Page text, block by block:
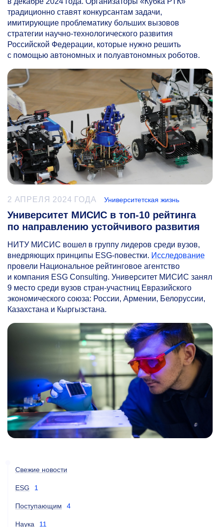
традиционно ставят конкурсантам задачи,
имитирующие проблематику больших вызовов
стратегии научно-технологического развития
Российской Федерации, которые нужно решить
с помощью автономных и полуавтономных роботов.
2 АПРЕЛЯ 2024 ГОДА Университетская жизнь
Университет МИСИС в топ-10 рейтинга
по направлению устойчивого развития
НИТУ МИСИС вошел в группу лидеров среди вузов,
внедряющих принципы ESG-повестки. Исследование
провели Национальное рейтинговое агентство
и компания ESG Consulting. Университет МИСИС занял
9 место среди вузов стран-участниц Евразийского
экономического союза: России, Армении, Белоруссии,
Казахстана и Кыргызстана.
Свежие новости
ESG 1
Поступающим 4
Наука 11